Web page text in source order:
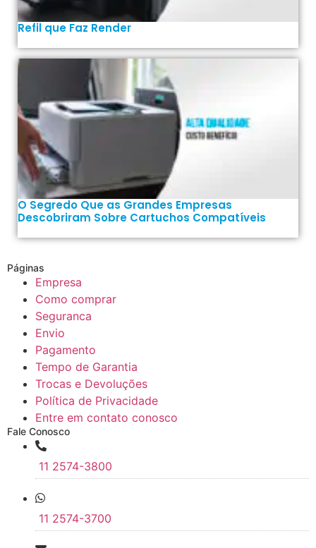
Refil que Faz Render
O Segredo Que as Grandes Empresas
Descobriram Sobre Cartuchos Compatíveis
Páginas
Empresa
Como comprar
Seguranca
Envio
Pagamento
Tempo de Garantia
Trocas e Devoluções
Política de Privacidade
Entre em contato conosco
Fale Conosco
11 2574-3800
11 2574-3700